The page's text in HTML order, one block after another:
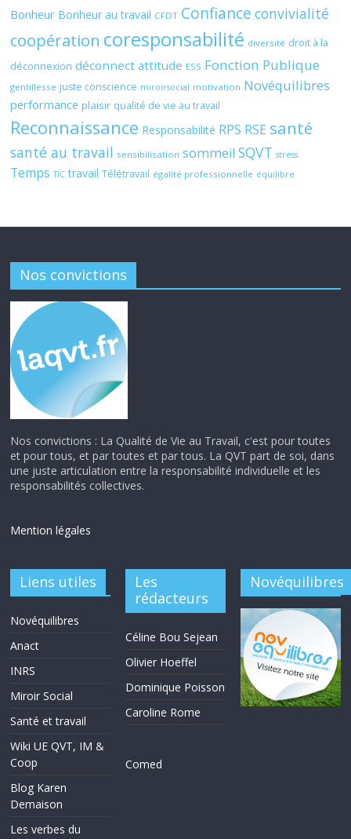
Bonheur Bonheur au travail CFDT Confiance convivialité
coopération coresponsabilité diversité droit à la
déconnexion déconnect attitude ESS Fonction Publique
gentillesse juste conscience miroirsocial motivation Novéquilibres
performance plaisir qualité de vie au travail
Reconnaissance Responsabilité RPS RSE santé
santé au travail sensibilisation sommeil SQVT stress
Temps TIC travail Télétravail égalité professionnelle équilibre
Nos convictions
Nos convictions : La Qualité de Vie au Travail, c'est pour toutes
et pour tous, et par toutes et par tous. La QVT part de soi, dans
une juste articulation entre la responsabilité individuelle et les
responsabilités collectives.
Mention légales
Liens utiles
Novéquilibres
Anact
INRS
Miroir Social
Santé et travail
Wiki UE QVT, IM &
Coop
Blog Karen
Demaison
Les verbes du
Les
rédacteurs
Céline Bou Sejean
Olivier Hoeffel
Dominique Poisson
Caroline Rome
Comed
Novéquilibres